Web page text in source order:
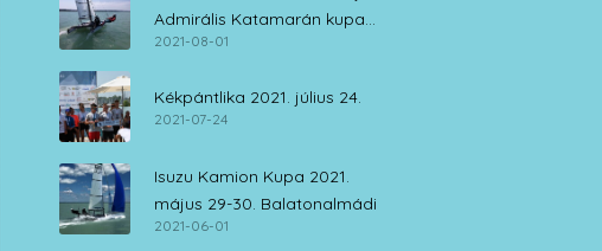
Admirális Katamarán kupa
július 30. – augusztus 1.
2021-08-01
Kékpántlika 2021. július 24.
2021-07-24
Isuzu Kamion Kupa 2021.
május 29-30. Balatonalmádi
2021-06-01